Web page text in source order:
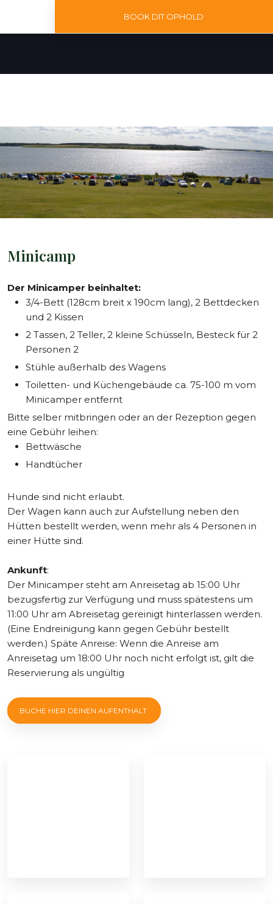
BOOK DIT OPHOLD
Minicamp
Der Minicamper beinhaltet:
3/4-Bett (128cm breit x 190cm lang), 2 Bettdecken
und 2 Kissen
2 Tassen, 2 Teller, 2 kleine Schüsseln, Besteck für 2
Personen 2
Stühle außerhalb des Wagens
Toiletten- und Küchengebäude ca. 75-100 m vom
Minicamper entfernt
Bitte selber mitbringen oder an der Rezeption gegen
eine Gebühr leihen:
Bettwäsche
Handtücher
Hunde sind nicht erlaubt.
Der Wagen kann auch zur Aufstellung neben den
Hütten bestellt werden, wenn mehr als 4 Personen in
einer Hütte sind.
Ankunft:
Der Minicamper steht am Anreisetag ab 15:00 Uhr
bezugsfertig zur Verfügung und muss spätestens um
11:00 Uhr am Abreisetag gereinigt hinterlassen werden.
(Eine Endreinigung kann gegen Gebühr bestellt
werden.) Späte Anreise: Wenn die Anreise am
Anreisetag um 18:00 Uhr noch nicht erfolgt ist, gilt die
Reservierung als ungültig
BUCHE HIER DEINEN AUFENTHALT ​